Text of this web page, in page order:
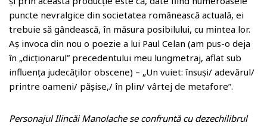
puncte nevralgice din societatea românească actuală, ei
trebuie să gândească, în măsura posibilului, cu mintea lor.
Aș invoca din nou o poezie a lui Paul Celan (am pus-o deja
în „dicționarul” precedentului meu lungmetraj, aflat sub
influența judecăților obscene) – „Un vuiet: însuși/ adevărul/
printre oameni/ pășise,/ în plin/ vârtej de metafore”.
Personajul Ilincăi Manolache se confruntă cu dezechilibrul